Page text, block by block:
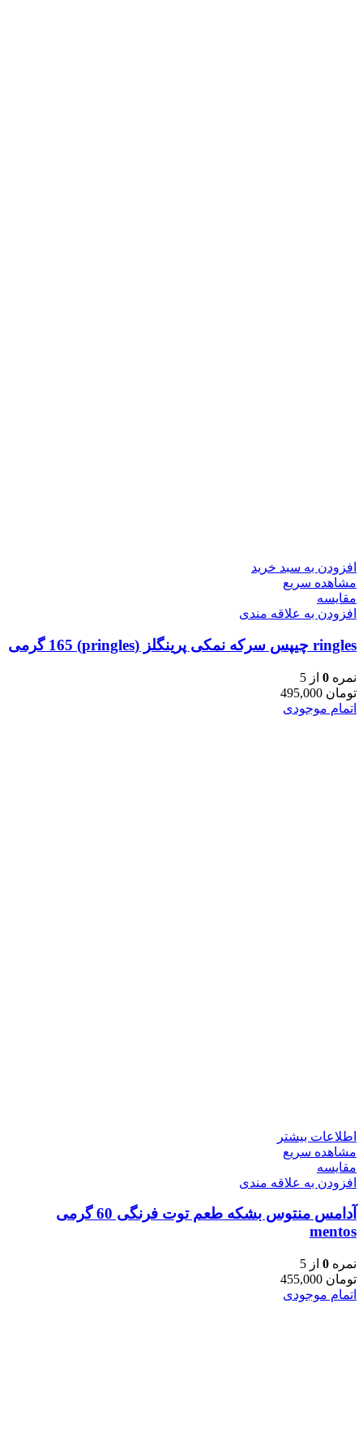
افزودن به سبد خرید
مشاهده سریع
مقایسه
افزودن به علاقه مندی
ringles چیپس سرکه نمکی پرینگلز (pringles) 165 گرمی
نمره 0 از 5
تومان
اتمام موجودی
اطلاعات بیشتر
مشاهده سریع
مقایسه
افزودن به علاقه مندی
آدامس منتوس بشکه طعم توت فرنگی 60 گرمی
mentos
نمره 0 از 5
تومان
اتمام موجودی